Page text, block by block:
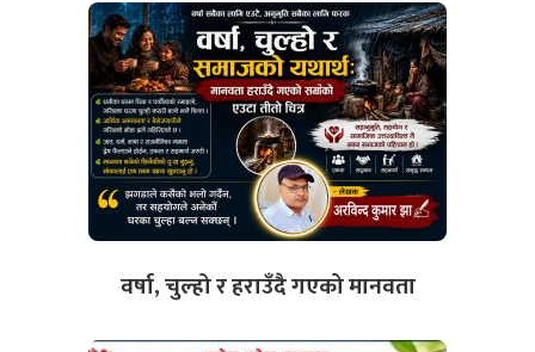
वर्षा, चुल्हो र हराउँदै गएको मानवता